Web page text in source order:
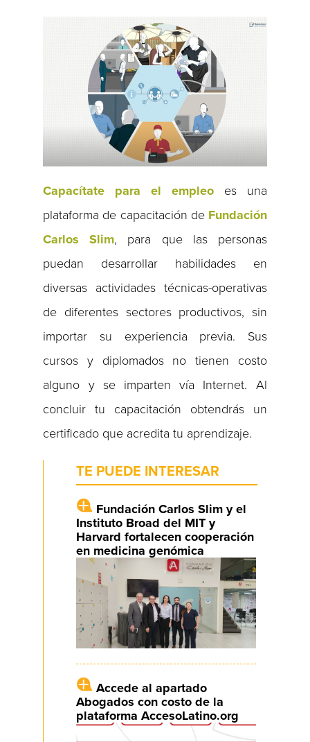
Capacítate para el empleoes una
plataforma de capacitación de Fundación
Carlos Slim, para que las personas
puedan desarrollar habilidades en
diversas actividades técnicas-operativas
de diferentes sectores productivos, sin
importar su experiencia previa. Sus
cursos y diplomados no tienen costo
alguno y se imparten vía Internet. Al
concluir tu capacitación obtendrás un
certificado que acredita tu aprendizaje.
TE PUEDE INTERESAR
Fundación Carlos Slim y el
Instituto Broad del MIT y
Harvard fortalecen cooperación
en medicina genómica
Accede al apartado
Abogados con costo de la
plataforma AccesoLatino.org